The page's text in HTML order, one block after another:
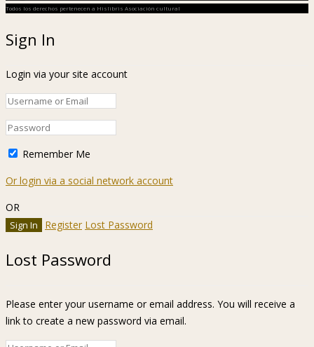
Todos los derechos pertenecen a Hislibris Asociación cultural
Sign In
Login via your site account
Remember Me
Or login via a social network account
OR
Register Lost Password
Lost Password
Please enter your username or email address. You will receive a
link to create a new password via email.